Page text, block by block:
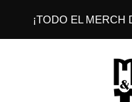
¡TODO EL MERCH